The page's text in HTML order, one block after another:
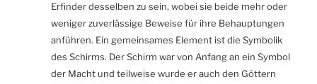
Erfinder desselben zu sein, wobei sie beide mehr oder
weniger zuverlässige Beweise für ihre Behauptungen
anführen. Ein gemeinsames Element ist die Symbolik
des Schirms. Der Schirm war von Anfang an ein Symbol
der Macht und teilweise wurde er auch den Göttern